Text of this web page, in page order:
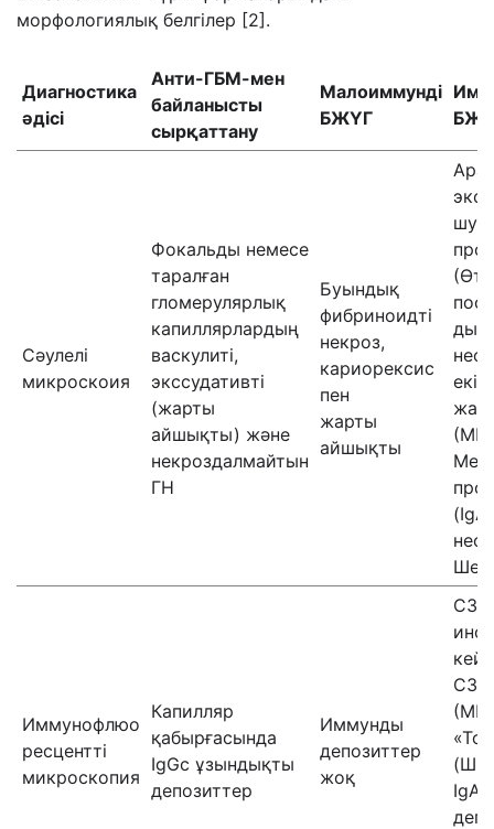
морфологиялық белгілер [2].
Диагностика
әдісі
Анти-ГБМ-мен
байланысты
сырқаттану
Малоиммунді
БЖҮГ
Сәулелі
микроскоия
Фокальды немесе
таралған
гломерулярлық
капиллярлардың
васкулиті,
экссудативті
(жарты
айшықты) және
некроздалмайтын
ГН
Буындық
фибриноидті
некроз,
кариорексис
пен
жарты
айшықты
ды
(IgA-
Иммунофлюо
ресцентті
микроскопия
Капилляр
қабырғасында
IgGс ұзындықты
депозиттер
Иммунды
депозиттер
жоқ
C3/
C3
IgA